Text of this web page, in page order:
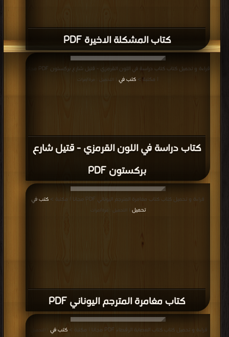
كتاب المشكلة الاخيرة PDF
كتاب دراسة في اللون القرمزي - قتيل شارع
بركستون PDF
| مكتبة > كتب في | التحميل : مرة/مرات
كتاب مغامرة المترجم اليوناني PDF
قراءة و تحميل كتاب كتاب مغامرة المترجم اليوناني PDF مجانا | مكتبة >
كتب في
تحميل
| التحميل : مرة/مرات
قراءة و تحميل كتاب كتاب العصابة الرقطاء PDF مجانا | مكتبة > كتب في
| التحميل :